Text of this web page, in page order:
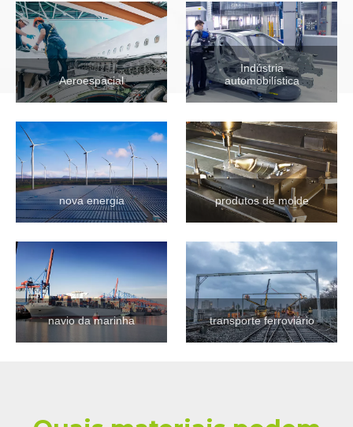
Aeroespacial
Indústria
automobilística
nova energia produtos de molde
navio da marinha transporte ferroviário